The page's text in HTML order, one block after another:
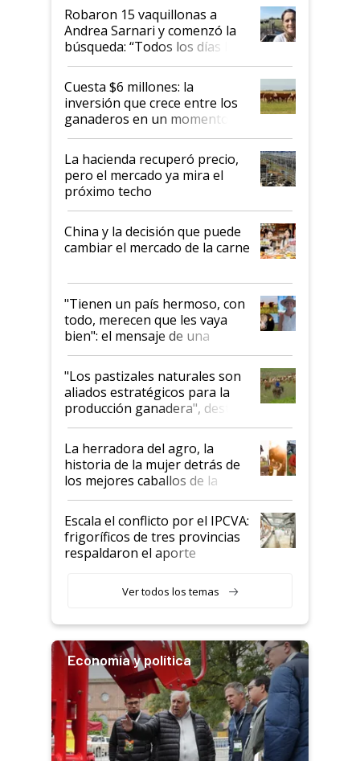
Robaron 15 vaquillonas a
Andrea Sarnari y comenzó la
búsqueda: “Todos los días le
toca a algún productor”
Cuesta $6 millones: la
inversión que crece entre los
ganaderos en un momento
histórico para la actividad
La hacienda recuperó precio,
pero el mercado ya mira el
próximo techo
China y la decisión que puede
cambiar el mercado de la carne
"Tienen un país hermoso, con
todo, merecen que les vaya
bien": el mensaje de una
ganadera uruguaya sobre las
oportunidades que se abren
para el agro en Argentina, con
foco en la carne
"Los pastizales naturales son
aliados estratégicos para la
producción ganadera", destaca
la iniciativa que ya reúne a 46
establecimientos en Argentina
La herradora del agro, la
historia de la mujer detrás de
los mejores caballos de la
Argentina y los mitos que
todavía hacen sufrir a estos
animales: "Mientras me
descalificaban, yo seguí
haciendo currículum"
Escala el conflicto por el IPCVA:
frigoríficos de tres provincias
respaldaron el aporte
Ver todos los temas
Economía y política